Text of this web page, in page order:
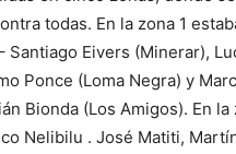
todas. En la zona 1
Santiago Eivers (Minerar),
Ponce (Loma Negra) y
Bionda (Los Amigos). En la
Nelibilu . José Matiti,